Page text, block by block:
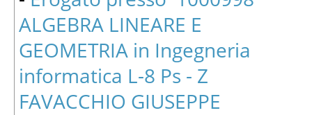
ALGEBRA LINEARE E
GEOMETRIA in Ingegneria
informatica L-8 Ps - Z
FAVACCHIO GIUSEPPE